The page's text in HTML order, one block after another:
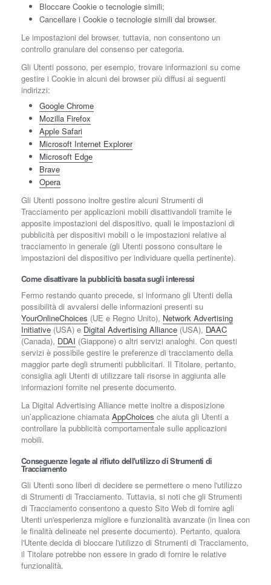
Bloccare Cookie o tecnologie simili;
Cancellare i Cookie o tecnologie simili dal browser.
Le impostazioni del browser, tuttavia, non consentono un
controllo granulare del consenso per categoria.
Gli Utenti possono, per esempio, trovare informazioni su come
gestire i Cookie in alcuni dei browser più diffusi ai seguenti
indirizzi:
Google Chrome
Mozilla Firefox
Apple Safari
Microsoft Internet Explorer
Microsoft Edge
Brave
Opera
Gli Utenti possono inoltre gestire alcuni Strumenti di
Tracciamento per applicazioni mobili disattivandoli tramite le
apposite impostazioni del dispositivo, quali le impostazioni di
pubblicità per dispositivi mobili o le impostazioni relative al
tracciamento in generale (gli Utenti possono consultare le
impostazioni del dispositivo per individuare quella pertinente).
Come disattivare la pubblicità basata sugli interessi
Fermo restando quanto precede, si informano gli Utenti della
possibilità di avvalersi delle informazioni presenti su
YourOnlineChoices (UE e Regno Unito), Network Advertising
Initiative (USA) e Digital Advertising Alliance (USA), DAAC
(Canada), DDAI (Giappone) o altri servizi analoghi. Con questi
servizi è possibile gestire le preferenze di tracciamento della
maggior parte degli strumenti pubblicitari. Il Titolare, pertanto,
consiglia agli Utenti di utilizzare tali risorse in aggiunta alle
informazioni fornite nel presente documento.
La Digital Advertising Alliance mette inoltre a disposizione
un’applicazione chiamata AppChoices che aiuta gli Utenti a
controllare la pubblicità comportamentale sulle applicazioni
mobili.
Conseguenze legate al rifiuto dell'utilizzo di Strumenti di
Tracciamento
Gli Utenti sono liberi di decidere se permettere o meno l'utilizzo
di Strumenti di Tracciamento. Tuttavia, si noti che gli Strumenti
di Tracciamento consentono a questo Sito Web di fornire agli
Utenti un'esperienza migliore e funzionalità avanzate (in linea con
le finalità delineate nel presente documento). Pertanto, qualora
l'Utente decida di bloccare l'utilizzo di Strumenti di Tracciamento,
il Titolare potrebbe non essere in grado di fornire le relative
funzionalità.